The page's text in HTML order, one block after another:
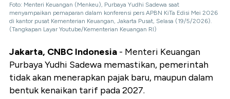
Foto: Menteri Keuangan (Menkeu), Purbaya Yudhi Sadewa saat
menyampaikan pemaparan dalam konferensi pers APBN KiTa Edisi Mei 2026
di kantor pusat Kementerian Keuangan, Jakarta Pusat, Selasa (19/5/2026).
(Tangkapan Layar Youtube/Kementerian Keuangan RI)
Jakarta, CNBC Indonesia - Menteri Keuangan
Purbaya Yudhi Sadewa memastikan, pemerintah
tidak akan menerapkan pajak baru, maupun dalam
bentuk kenaikan tarif pada 2027.